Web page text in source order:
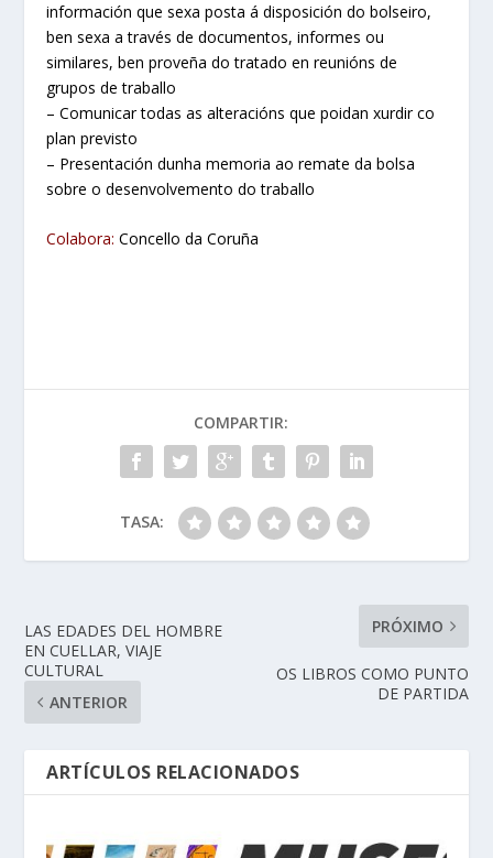
información que sexa posta á disposición do bolseiro,
ben sexa a través de documentos, informes ou
similares, ben proveña do tratado en reunións de
grupos de traballo
– Comunicar todas as alteracións que poidan xurdir co
plan previsto
– Presentación dunha memoria ao remate da bolsa
sobre o desenvolvemento do traballo
Colabora: Concello da Coruña
COMPARTIR:
TASA:
LAS EDADES DEL HOMBRE
EN CUELLAR, VIAJE
CULTURAL
ANTERIOR
PRÓXIMO
OS LIBROS COMO PUNTO
DE PARTIDA
ARTÍCULOS RELACIONADOS